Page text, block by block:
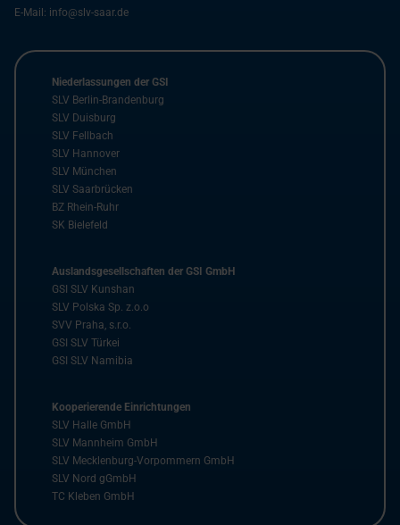
E-Mail: info@slv-saar.de
Niederlassungen der GSI
SLV Berlin-Brandenburg
SLV Duisburg
SLV Fellbach
SLV Hannover
SLV München
SLV Saarbrücken
BZ Rhein-Ruhr
SK Bielefeld
Auslandsgesellschaften der GSI GmbH
GSI SLV Kunshan
SLV Polska Sp. z.o.o
SVV Praha, s.r.o.
GSI SLV Türkei
GSI SLV Namibia
Kooperierende Einrichtungen
SLV Halle GmbH
SLV Mannheim GmbH
SLV Mecklenburg-Vorpommern GmbH
SLV Nord gGmbH
TC Kleben GmbH